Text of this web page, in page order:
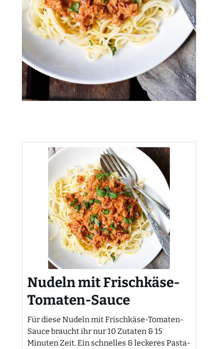
Nudeln mit Frischkäse-
Tomaten-Sauce
Für diese Nudeln mit Frischkäse-Tomaten-
Sauce braucht ihr nur 10 Zutaten & 15
Minuten Zeit. Ein schnelles & leckeres Pasta-